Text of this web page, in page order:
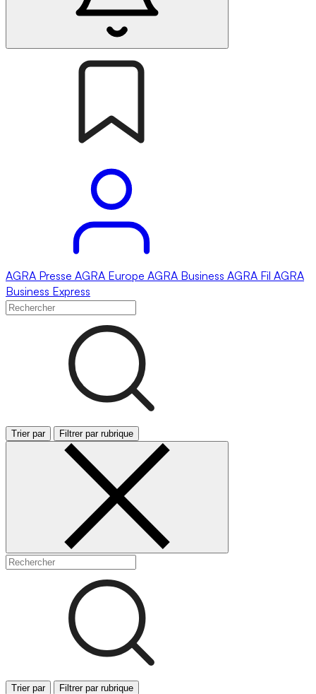
AGRA Presse AGRA Europe AGRA Business AGRA Fil AGRA
Business Express
Trier par Filtrer par rubrique
Trier par Filtrer par rubrique